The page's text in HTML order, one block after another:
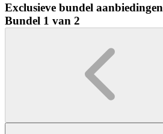
Exclusieve bundel aanbiedingen
Bundel 1 van 2